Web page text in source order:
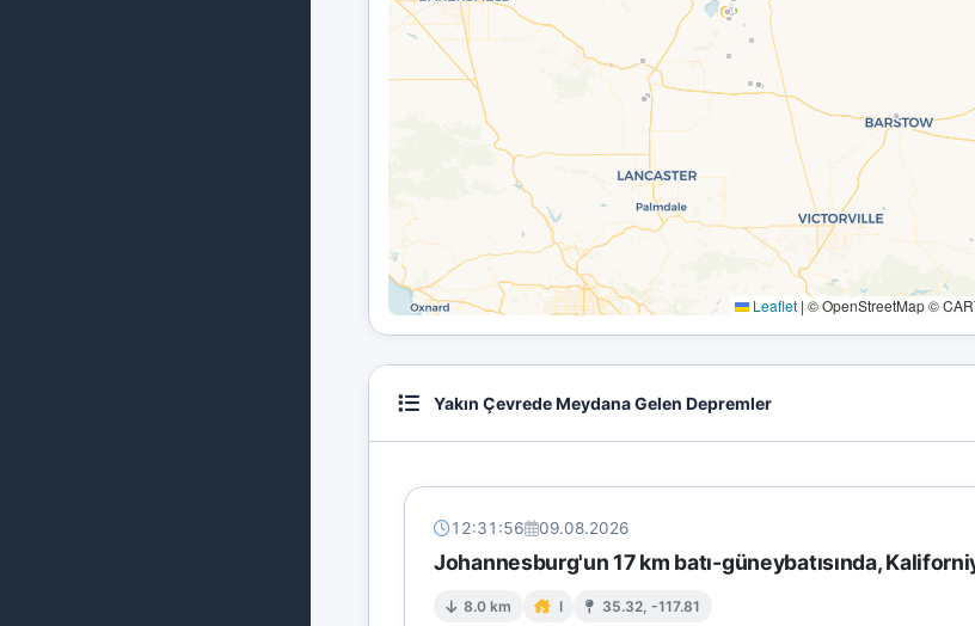
Leaflet | © OpenStreetMap ©
Yakın Çevrede Meydana Gelen Depremler
12:31:56 09.08.2026
Johannesburg'un 17 km batı-güneybatısında,
8.0 km I 35.32, -117.81